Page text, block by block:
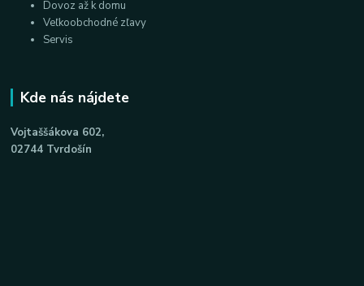
Dovoz až k domu
Veľkoobchodné zľavy
Servis
Kde nás nájdete
Vojtaššákova 602,
02744 Tvrdošín